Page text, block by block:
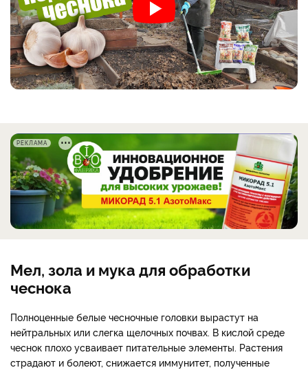
РЕКЛАМА
Мел, зола и мука для обработки
чеснока
Полноценные белые чесночные головки вырастут на
нейтральных или слегка щелочных почвах. В кислой среде
чеснок плохо усваивает питательные элементы. Растения
страдают и болеют, снижается иммунитет, полученные